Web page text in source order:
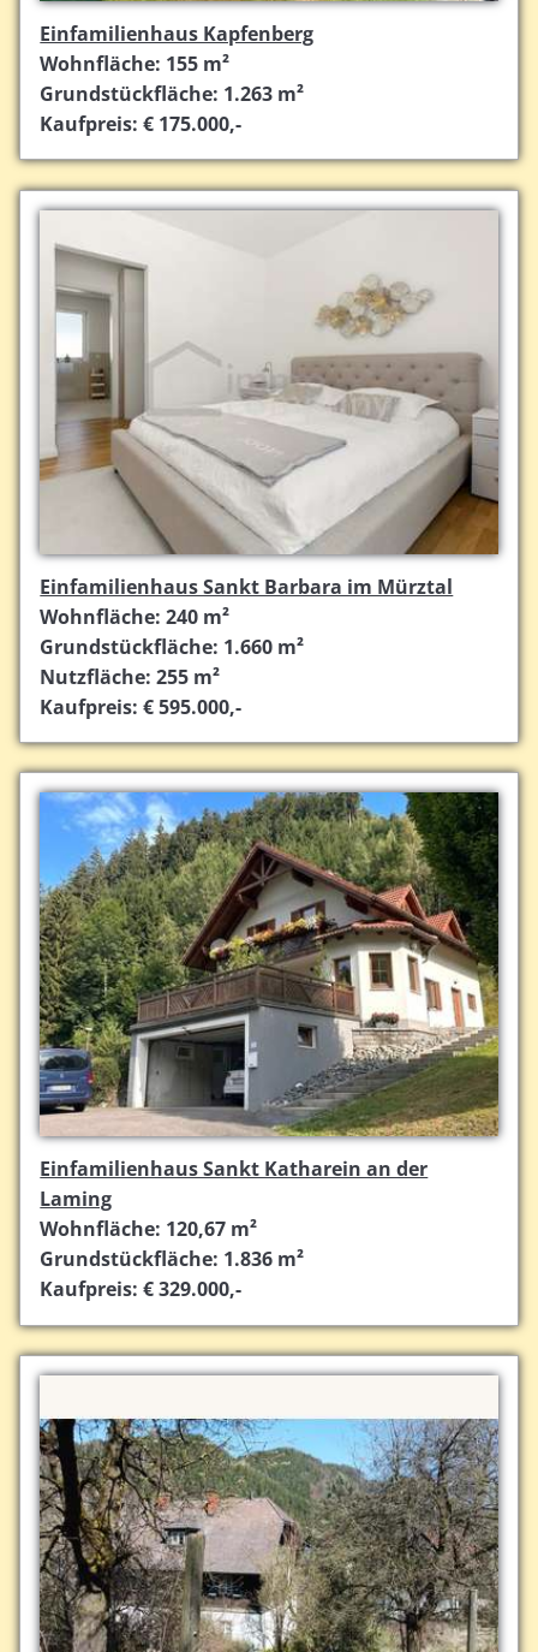
Einfamilienhaus Kapfenberg
Wohnfläche: 155 m²
Grundstückfläche: 1.263 m²
Kaufpreis: € 175.000,-
Einfamilienhaus Sankt Barbara im Mürztal
Wohnfläche: 240 m²
Grundstückfläche: 1.660 m²
Nutzfläche: 255 m²
Kaufpreis: € 595.000,-
Einfamilienhaus Sankt Katharein an der
Laming
Wohnfläche: 120,67 m²
Grundstückfläche: 1.836 m²
Kaufpreis: € 329.000,-